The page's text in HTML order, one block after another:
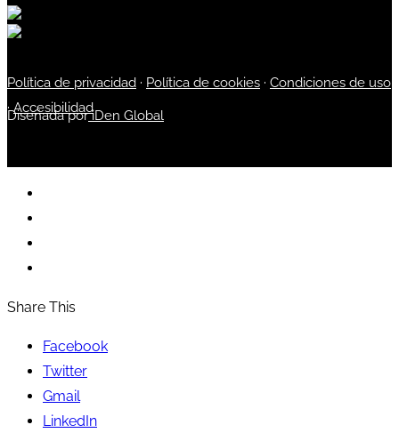
Política de privacidad · Política de cookies · Condiciones de uso
·Accesibilidad
Diseñada poriDen Global
Share This
Facebook
Twitter
Gmail
LinkedIn